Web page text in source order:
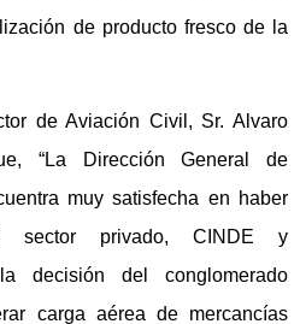
de producto fresco de la
de Aviación Civil, Sr. Alvaro
“La Dirección General de
muy satisfecha en haber
sector privado, CINDE y
decisión del conglomerado
carga aérea de mercancías